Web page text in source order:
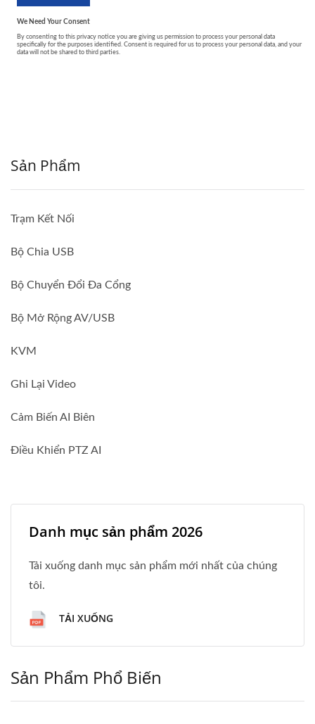
Sản Phẩm
Trạm Kết Nối
Bộ Chia USB
Bộ Chuyển Đổi Đa Cổng
Bộ Mở Rộng AV/USB
KVM
Ghi Lại Video
Cảm Biến AI Biên
Điều Khiển PTZ AI
Danh mục sản phẩm 2026
Tải xuống danh mục sản phẩm mới nhất của chúng
tôi.
TẢI XUỐNG
Sản Phẩm Phổ Biến